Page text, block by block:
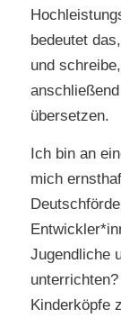
bedeutet
und
übersetzen.
Ich bin an
mich
Jugendliche
Kinderköpfe